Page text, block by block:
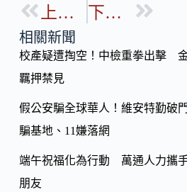
b
o
p
Li
k
上一篇 下一篇
相關新聞
校產疑遭掏空！中檢重拳出擊
羈押禁見
假公安騙全球華人！維安特勤
騙基地、11嫌落網
端午祝福化為行動 萬通人力攜
朋友